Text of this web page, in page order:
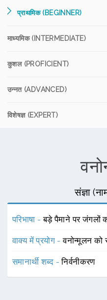
प्राथमिक (BEGINNER)
माध्यमिक (INTERMEDIATE)
कुशल (PROFICIENT)
उन्नत (ADVANCED)
विशेषज्ञ (EXPERT)
संज्ञा
परिभाषा -बड़े पैमाने पर जंगलों
वाक्य में प्रयोग -वनोन्मूलन को
समानार्थी शब्द -निर्वनीकरण